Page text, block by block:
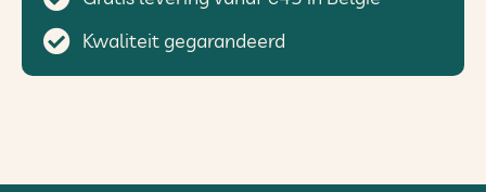
Kwaliteit gegarandeerd